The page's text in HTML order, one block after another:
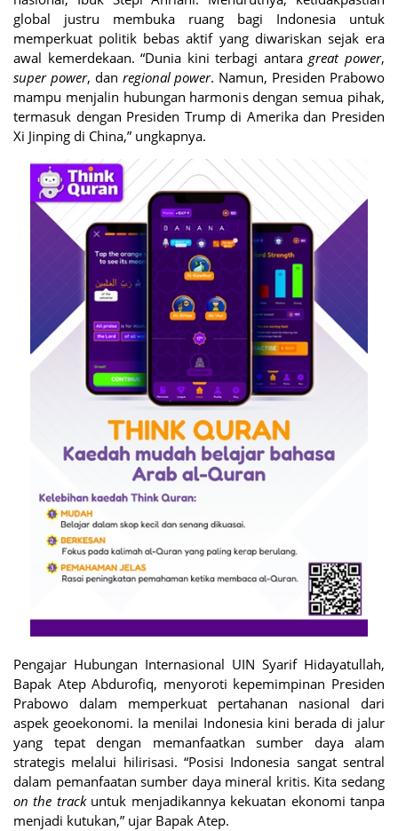
global justru membuka ruang bagi Indonesia untuk
memperkuat politik bebas aktif yang diwariskan sejak era
awal kemerdekaan. “Dunia kini terbagi antaragreat power,
super power, dan regional power. Namun, Presiden Prabowo
mampu menjalin hubungan harmonis dengan semua pihak,
termasuk dengan Presiden Trump di Amerika dan Presiden
Xi Jinping di China,” ungkapnya.
Pengajar Hubungan Internasional UIN Syarif Hidayatullah,
Bapak Atep Abdurofiq, menyoroti kepemimpinan Presiden
Prabowo dalam memperkuat pertahanan nasional dari
aspek geoekonomi. Ia menilai Indonesia kini berada di jalur
yang tepat dengan memanfaatkan sumber daya alam
strategis melalui hilirisasi. “Posisi Indonesia sangat sentral
dalam pemanfaatan sumber daya mineral kritis. Kita sedang
on the trackuntuk menjadikannya kekuatan ekonomi tanpa
menjadi kutukan,” ujar Bapak Atep.